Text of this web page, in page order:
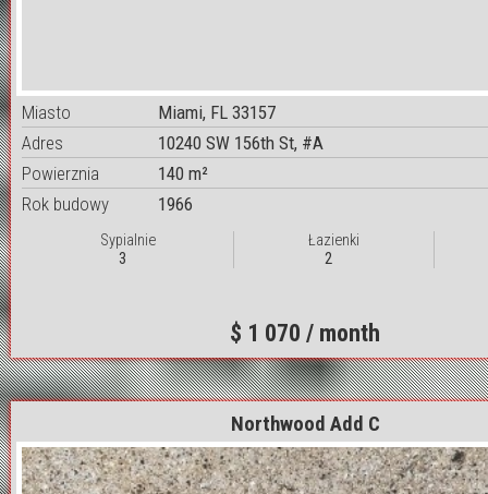
Miasto
Miami, FL 33157
Adres
10240 SW 156th St, #A
Powierznia
140 m²
Rok budowy
1966
Sypialnie
3
Łazienki
2
$ 1 070 / month
Northwood Add C